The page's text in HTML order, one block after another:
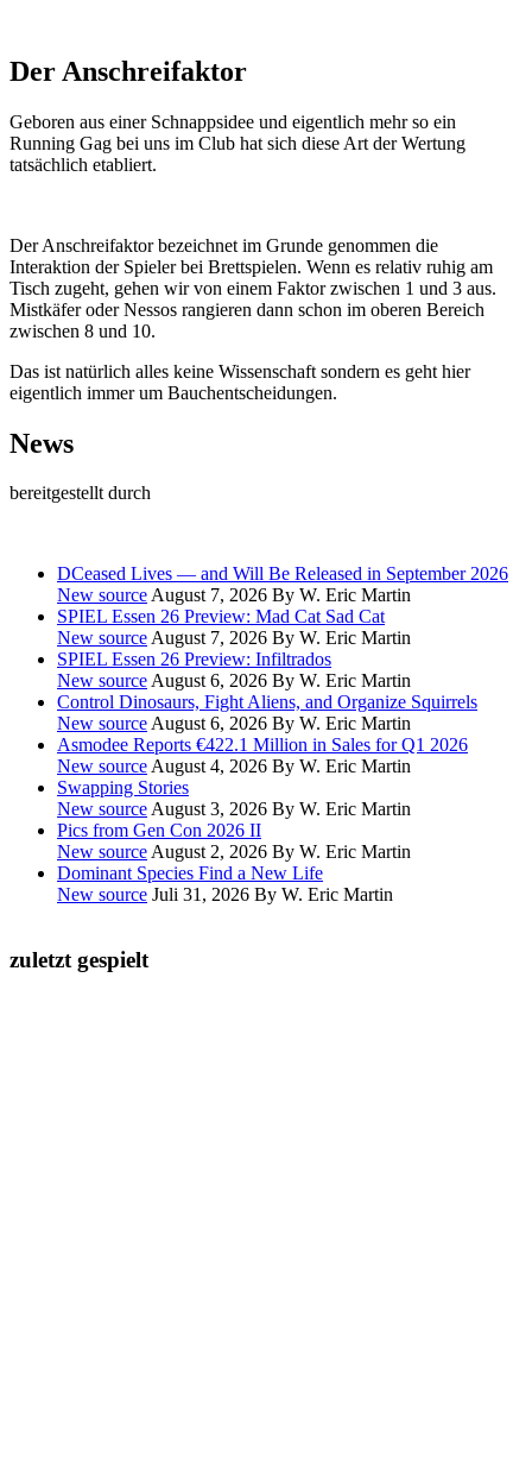
Der Anschreifaktor
Geboren aus einer Schnappsidee und eigentlich mehr so ein
Running Gag bei uns im Club hat sich diese Art der Wertung
tatsächlich etabliert.
Der Anschreifaktor bezeichnet im Grunde genommen die
Interaktion der Spieler bei Brettspielen. Wenn es relativ ruhig am
Tisch zugeht, gehen wir von einem Faktor zwischen 1 und 3 aus.
Mistkäfer oder Nessos rangieren dann schon im oberen Bereich
zwischen 8 und 10.
Das ist natürlich alles keine Wissenschaft sondern es geht hier
eigentlich immer um Bauchentscheidungen.
News
bereitgestellt durch
DCeased Lives — and Will Be Released in September 2026
New sourceAugust 7, 2026 By W. Eric Martin
SPIEL Essen 26 Preview: Mad Cat Sad Cat
New sourceAugust 7, 2026 By W. Eric Martin
SPIEL Essen 26 Preview: Infiltrados
New sourceAugust 6, 2026 By W. Eric Martin
Control Dinosaurs, Fight Aliens, and Organize Squirrels
New sourceAugust 6, 2026 By W. Eric Martin
Asmodee Reports €422.1 Million in Sales for Q1 2026
New sourceAugust 4, 2026 By W. Eric Martin
Swapping Stories
New sourceAugust 3, 2026 By W. Eric Martin
Pics from Gen Con 2026 II
New sourceAugust 2, 2026 By W. Eric Martin
Dominant Species Find a New Life
New source Juli 31, 2026 By W. Eric Martin
zuletzt gespielt